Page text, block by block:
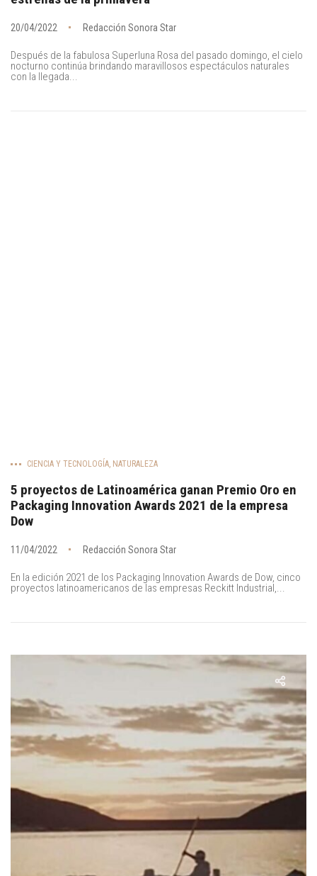
20/04/2022 Redacción Sonora Star
Después de la fabulosa Superluna Rosa del pasado domingo, el cielo
nocturno continúa brindando maravillosos espectáculos naturales
con la llegada...
CIENCIA Y TECNOLOGÍA, NATURALEZA
5 proyectos de Latinoamérica ganan Premio Oro en
Packaging Innovation Awards 2021 de la empresa
Dow
11/04/2022 Redacción Sonora Star
En la edición 2021 de los Packaging Innovation Awards de Dow, cinco
proyectos latinoamericanos de las empresas Reckitt Industrial,...